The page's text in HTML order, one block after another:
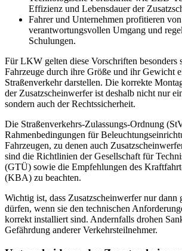
Effizienz und Lebensdauer der
Fahrer und Unternehmen profitieren
verantwortungsvollen Umgang und
Schulungen.
Für LKW gelten diese Vorschriften besonders
Fahrzeuge durch ihre Größe und ihr Gewicht
Straßenverkehr darstellen. Die korrekte
der Zusatzscheinwerfer ist deshalb nicht nur
sondern auch der Rechtssicherheit.
Die Straßenverkehrs-Zulassungs-Ordnung
Rahmenbedingungen für
Fahrzeugen, zu denen auch
sind die Richtlinien der Gesellschaft für
(GTÜ) sowie die Empfehlungen des
(KBA) zu beachten.
Wichtig ist, dass Zusatzscheinwerfer nur dann
dürfen, wenn sie den technischen
korrekt installiert sind. Andernfalls drohen
Gefährdung anderer Verkehrsteilnehmer.